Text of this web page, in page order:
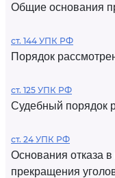
Общие основания
ст. 144 УПК РФ
Порядок
ст. 125 УПК РФ
Судебный порядок
ст. 24 УПК РФ
Основания отказа
прекращения